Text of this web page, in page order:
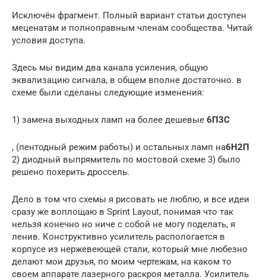
Исключён фрагмент. Полный вариант статьи доступен
меценатам и полноправным членам сообщества. Читай
условия доступа.
Здесь мы видим два канала усиления, общую
эквализацию сигнала, в общем вполне достаточно. в
схеме были сделаны следующие изменения:
1) замена выходных ламп на более дешевые 6П3С
, (пентодный режим работы) и остальных ламп на6Н2П
2) диодный выпрямитель по мостовой схеме 3) было
решено похерить дроссель.
Дело в том что схемы я рисовать не люблю, и все идеи
сразу же воплощаю в Sprint Layout, понимая что так
нельзя конечно но ниче с собой не могу поделать, я
ленив. Конструктивно усилитель распологается в
корпусе из нержевеющей стали, который мне любезно
делают мои друзья, по моим чертежам, на каком то
своем аппарате лазерного раскроя металла. Усилитель